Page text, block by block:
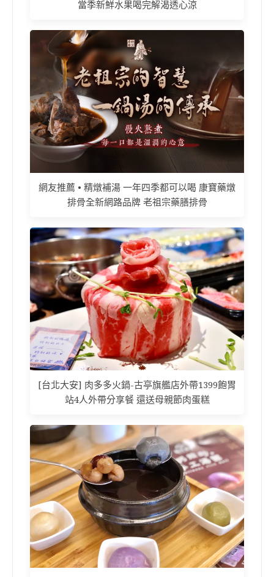
當季新鮮水果喝完解渴透心涼
網友推薦 • 精燉補湯 一年四季都可以喝 康寶藥燉
排骨全新網路品牌 老祖宗藥膳排骨
[台北大安] 肉多多火鍋-古亭旗艦店外帶1399飽胃
站4人外帶分享餐 還送母親節肉蛋糕